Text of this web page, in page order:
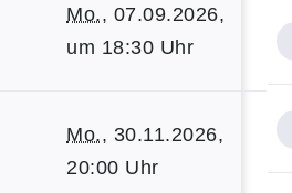
Mo., 07.09.2026,
um 18:30 Uhr
Mo., 30.11.2026,
20:00 Uhr